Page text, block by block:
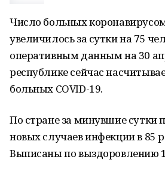
Число больных
увеличилось за сутки на 75
оперативным данным на 30
республике сейчас
больных COVID-19.
По стране за минувшие сутки
новых случаев инфекции в 85
Выписаны по выздоровлению